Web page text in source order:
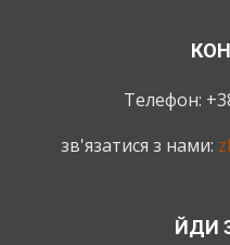
Телефон:
зв'язатися з нами:
ЙДИ